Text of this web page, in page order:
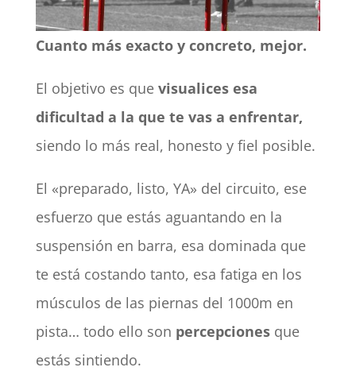
Cuanto más exacto y concreto, mejor.
El objetivo es que visualices esa
dificultad a la que te vas a enfrentar,
siendo lo más real, honesto y fiel posible.
El «preparado, listo, YA» del circuito, ese
esfuerzo que estás aguantando en la
suspensión en barra, esa dominada que
te está costando tanto, esa fatiga en los
músculos de las piernas del 1000m en
pista… todo ello son percepcionesque
estás sintiendo.